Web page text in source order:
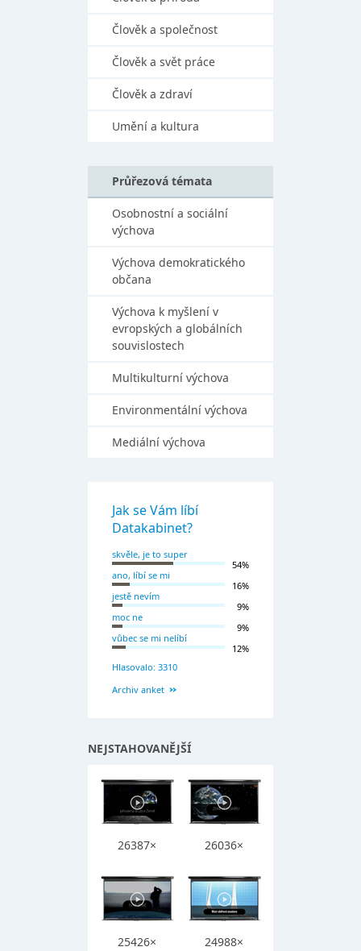
Člověk a společnost
Člověk a svět práce
Člověk a zdraví
Umění a kultura
Průřezová témata
Osobnostní a sociální
výchova
Výchova demokratického
občana
Výchova k myšlení v
evropských a globálních
souvislostech
Multikulturní výchova
Environmentální výchova
Mediální výchova
Jak se Vám líbí
Datakabinet?
skvěle, je to super
54%
ano, líbí se mi
16%
jestě nevím
9%
moc ne
9%
vůbec se mi nelíbí
12%
Hlasovalo: 3310
Archiv anket
NEJSTAHOVANĚJŠÍ
26387× 26036×
25426× 24988×